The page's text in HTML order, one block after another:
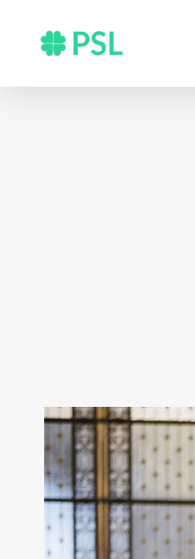
content